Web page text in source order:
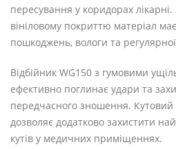
пересування у коридорах
вініловому покриттю матеріал
пошкоджень, вологи та регулярної
Відбійник WG150 з гумовими
ефективно поглинає удари та
передчасного зношення. Кутовий
дозволяє додатково захистити
кутів у медичних приміщеннях.